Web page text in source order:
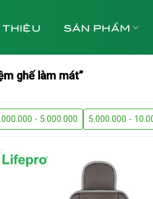
THIỆU SẢN PHẨM
ghế làm mát”
- 5.000.000 5.000.000 -